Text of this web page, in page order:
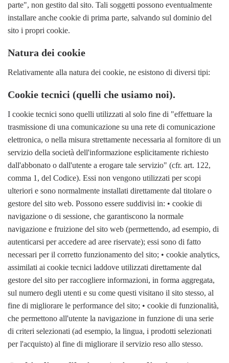
parte", non gestito dal sito. Tali soggetti possono eventualmente
installare anche cookie di prima parte, salvando sul dominio del
sito i propri cookie.
Natura dei cookie
Relativamente alla natura dei cookie, ne esistono di diversi tipi:
Cookie tecnici (quelli che usiamo noi).
I cookie tecnici sono quelli utilizzati al solo fine di "effettuare la
trasmissione di una comunicazione su una rete di comunicazione
elettronica, o nella misura strettamente necessaria al fornitore di un
servizio della società dell'informazione esplicitamente richiesto
dall'abbonato o dall'utente a erogare tale servizio" (cfr. art. 122,
comma 1, del Codice). Essi non vengono utilizzati per scopi
ulteriori e sono normalmente installati direttamente dal titolare o
gestore del sito web. Possono essere suddivisi in: • cookie di
navigazione o di sessione, che garantiscono la normale
navigazione e fruizione del sito web (permettendo, ad esempio, di
autenticarsi per accedere ad aree riservate); essi sono di fatto
necessari per il corretto funzionamento del sito; • cookie analytics,
assimilati ai cookie tecnici laddove utilizzati direttamente dal
gestore del sito per raccogliere informazioni, in forma aggregata,
sul numero degli utenti e su come questi visitano il sito stesso, al
fine di migliorare le performance del sito; • cookie di funzionalità,
che permettono all'utente la navigazione in funzione di una serie
di criteri selezionati (ad esempio, la lingua, i prodotti selezionati
per l'acquisto) al fine di migliorare il servizio reso allo stesso.